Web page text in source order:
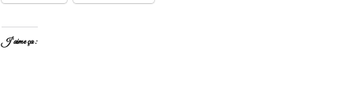
J’aime ça :